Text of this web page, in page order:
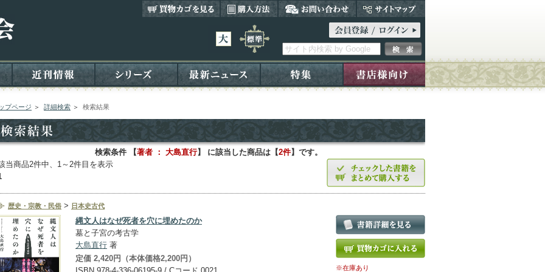
プページ ＞ 詳細検索 ＞ 検索結果
検索条件 【著者 ： 大島直行】 に該当した商品は【2件】です。
当商品2件中、1～2件目を表示
歴史・宗教・民俗 > 日本史古代
縄文人はなぜ死者を穴に埋めたのか
墓と子宮の考古学
大島直行 著
定価 2,420円（本体価格2,200円）
※在庫あり